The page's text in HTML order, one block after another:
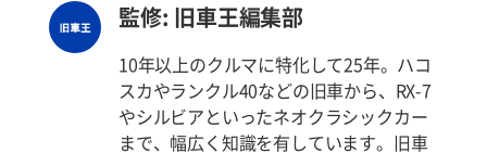
監修: 旧車王編集部
10年以上のクルマに特化して25年。ハコ
スカやランクル40などの旧車から、RX-7
やシルビアといったネオクラシックカー
まで、幅広く知識を有しています。旧車